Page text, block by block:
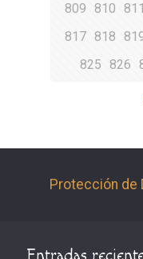
809
810 811
817 818
825
826
Protección de